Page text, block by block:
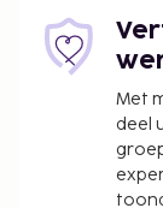
Met
deel